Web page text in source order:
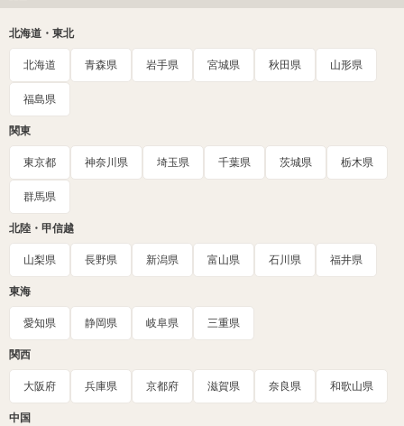
北海道・東北
北海道 青森県 岩手県 宮城県 秋田県 山形県
福島県
関東
東京都 神奈川県 埼玉県 千葉県 茨城県 栃木県
群馬県
北陸・甲信越
山梨県 長野県 新潟県 富山県 石川県 福井県
東海
愛知県 静岡県 岐阜県 三重県
関西
大阪府 兵庫県 京都府 滋賀県 奈良県 和歌山県
中国